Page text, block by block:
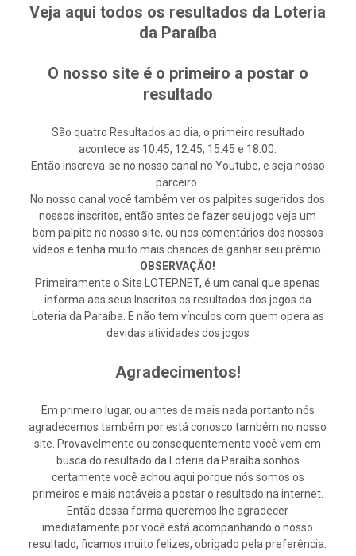
Veja aqui todos os resultados da Loteria
da Paraíba
O nosso site é o primeiro a postar o
resultado
São quatro Resultados ao dia, o primeiro resultado
acontece as 10:45, 12:45, 15:45 e 18:00.
Então inscreva-se no nosso canal no Youtube, e seja nosso
parceiro.
No nosso canal você também ver os palpites sugeridos dos
nossos inscritos, então antes de fazer seu jogo veja um
bom palpite no nosso site, ou nos comentários dos nossos
vídeos e tenha muito mais chances de ganhar seu prêmio.
OBSERVAÇÃO!
Primeiramente o Site LOTEP.NET, é um canal que apenas
informa aos seus Inscritos os resultados dos jogos da
Loteria da Paraíba. E não tem vínculos com quem opera as
devidas atividades dos jogos
Agradecimentos!
Em primeiro lugar, ou antes de mais nada portanto nós
agradecemos também por está conosco também no nosso
site. Provavelmente ou consequentemente você vem em
busca do resultado da Loteria da Paraíba sonhos
certamente você achou aqui porque nós somos os
primeiros e mais notáveis a postar o resultado na internet.
Então dessa forma queremos lhe agradecer
imediatamente por você está acompanhando o nosso
resultado, ficamos muito felizes, obrigado pela preferência.